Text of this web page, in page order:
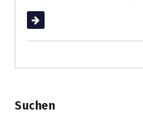
Weiterlesen
Suchen